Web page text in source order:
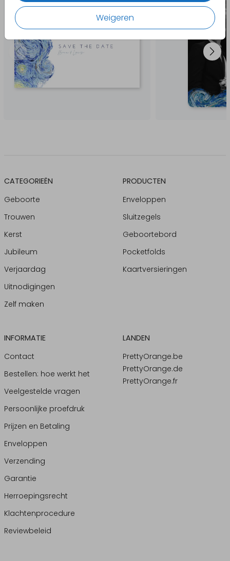
Weigeren
CATEGORIEËN
Geboorte
Trouwen
Kerst
Jubileum
Verjaardag
Uitnodigingen
Zelf maken
PRODUCTEN
Enveloppen
Sluitzegels
Geboortebord
Pocketfolds
Kaartversieringen
INFORMATIE
Contact
Bestellen: hoe werkt het
Veelgestelde vragen
Persoonlijke proefdruk
Prijzen en Betaling
Enveloppen
Verzending
Garantie
Herroepingsrecht
Klachtenprocedure
Reviewbeleid
LANDEN
PrettyOrange.be
PrettyOrange.de
PrettyOrange.fr